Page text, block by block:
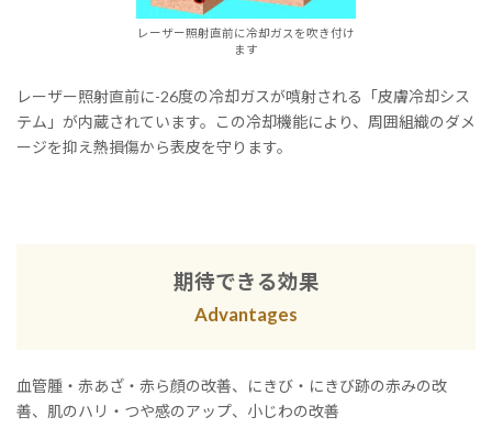
レーザー照射直前に冷却ガスを吹き付け
ます
レーザー照射直前に-26度の冷却ガスが噴射される「皮膚冷却シス
テム」が内蔵されています。この冷却機能により、周囲組織のダメ
ージを抑え熱損傷から表皮を守ります。
期待できる効果
Advantages
血管腫・赤あざ・赤ら顔の改善、にきび・にきび跡の赤みの改
善、肌のハリ・つや感のアップ、小じわの改善